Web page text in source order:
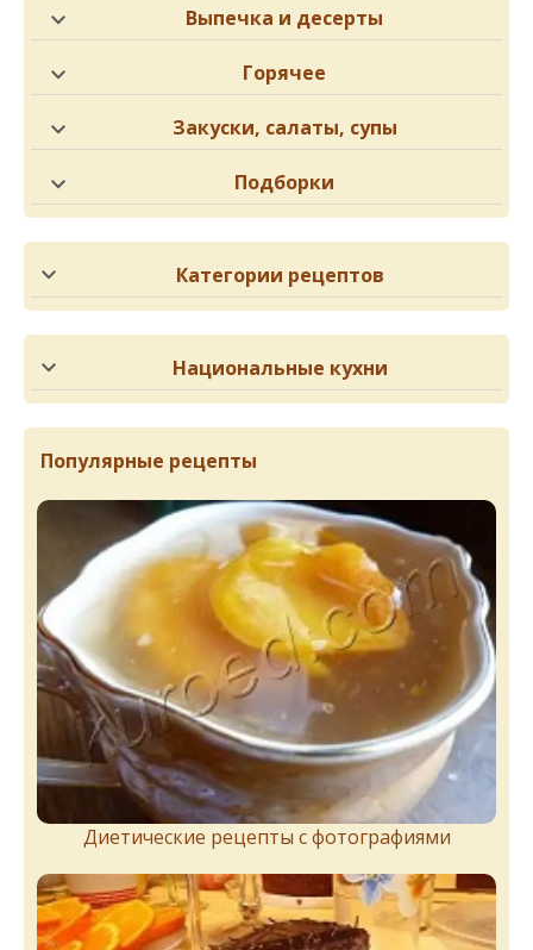
Выпечка и десерты
Горячее
Закуски, салаты, супы
Подборки
Категории рецептов
Национальные кухни
Популярные рецепты
Диетические рецепты с фотографиями